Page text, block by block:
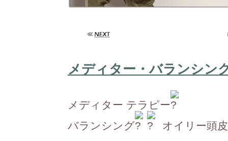
メディター・バランシン
メディター テラピー
バランシング
オイリー頭